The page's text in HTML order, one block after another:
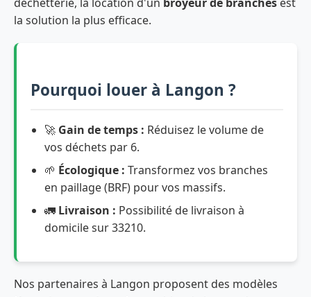
la solution la plus efficace.
Pourquoi louer à Langon ?
🚀 Gain de temps : Réduisez le volume de
vos déchets par 6.
🌱 Écologique : Transformez vos branches
en paillage (BRF) pour vos massifs.
🚛 Livraison : Possibilité de livraison à
domicile sur 33210.
Nos partenaires à Langon proposent des modèles